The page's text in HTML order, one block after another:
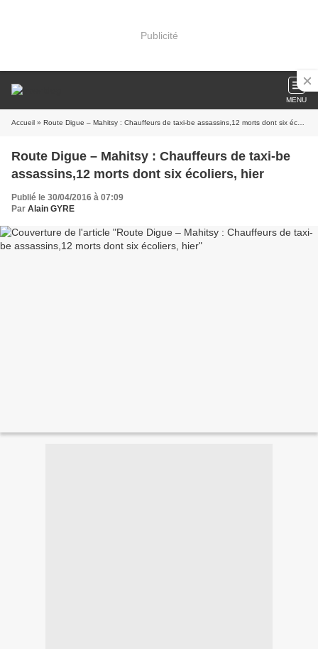
Publicité
MENU
Accueil » Route Digue – Mahitsy : Chauffeurs de taxi-be assassins,12 morts dont six écoliers, hier
Route Digue – Mahitsy : Chauffeurs de taxi-be
assassins,12 morts dont six écoliers, hier
Publié le 30/04/2016 à 07:09
Par Alain GYRE